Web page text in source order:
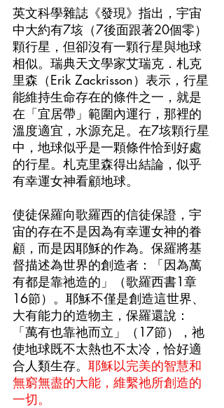
英文科學雜誌《發現》指出，宇宙
中大約有7垓（7後面跟著20個零）
顆行星，但卻沒有一顆行星與地球
相似。瑞典天文學家艾瑞克．札克
里森（Erik Zackrisson）表示，行星
能維持生命存在的條件之一，就是
在「宜居帶」範圍內運行，那裡的
溫度適宜，水源充足。在7垓顆行星
中，地球似乎是一顆條件恰到好處
的行星。札克里森得出結論，似乎
有幸運女神看顧地球。
使徒保羅向歌羅西的信徒保證，宇
宙的存在不是因為有幸運女神的眷
顧，而是因耶穌的作為。保羅將基
督描述為世界的創造者：「因為萬
有都是靠祂造的」（歌羅西書1章
16節）。耶穌不僅是創造這世界、
大有能力的造物主，保羅還說：
「萬有也靠祂而立」（17節），祂
使地球既不太熱也不太冷，恰好適
合人類生存。 耶穌以完美的智慧和
無窮無盡的大能，維繫祂所創造的
一切。